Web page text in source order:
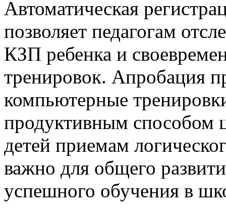
Автоматическая
позволяет педагогам
КЗП ребенка и
тренировок. Апробация
компьютерные
продуктивным способом
детей приемам
важно для общего
успешного обучения в